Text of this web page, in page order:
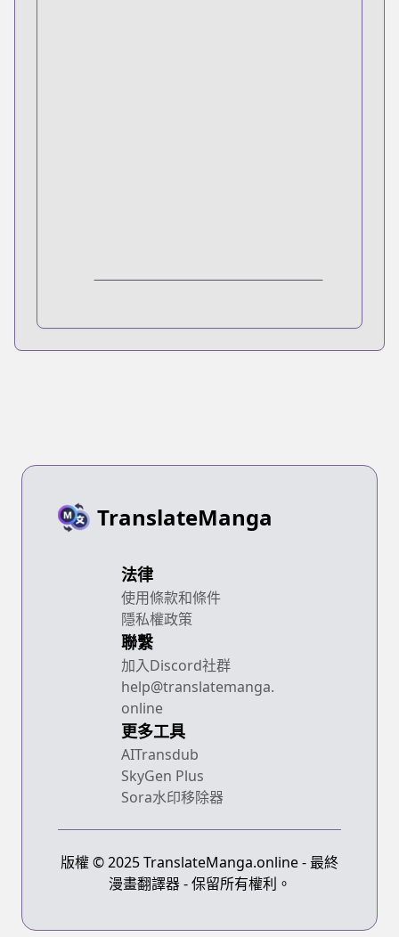
TranslateManga
法律
使用條款和條件
隱私權政策
聯繫
加入Discord社群
help@translatemanga.
online
更多工具
AITransdub
SkyGen Plus
Sora水印移除器
版權 © 2025 TranslateManga.online - 最終
漫畫翻譯器 - 保留所有權利。